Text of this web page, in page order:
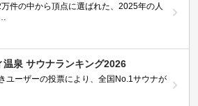
件の中から頂点に選ばれた、2025年の人
温泉 サウナランキング2026
ユーザーの投票により、全国No.1サウナが